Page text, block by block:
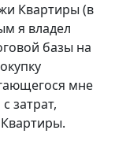
Квартиры (в
я владел
базы на
мне
затрат,